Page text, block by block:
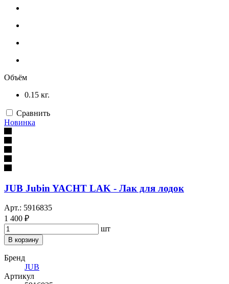
Объём
0.15 кг.
Сравнить
Новинка
JUB Jubin YACHT LAK - Лак для лодок
Арт.: 5916835
1 400 ₽
шт
В корзину
Бренд
JUB
Артикул